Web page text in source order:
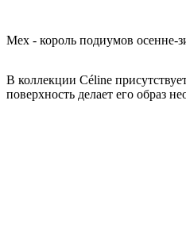
Мех - король подиумов осенне-
В коллекции Céline
поверхность делает его образ